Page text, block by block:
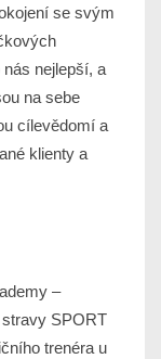
se svým
nás nejlepší, a
na sebe
cílevědomí a
klienty a
–
stravy SPORT
trenéra u